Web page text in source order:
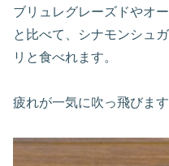
ブリュレグレーズドやオ
と比べて、シナモンシュ
リと食べれます。
疲れが一気に吹っ飛びます